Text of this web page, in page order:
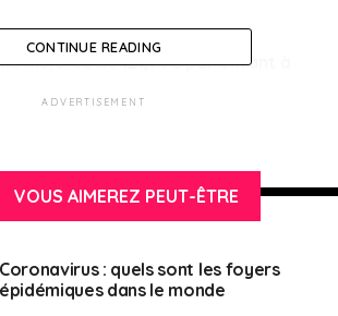
aides qui s’élèvent à182,68€
majorée de121,79€ par enfant à
dans le cas d’un renouvellement, avant
de versement planifié). Il est
de prendre rendez-vous en ligne.
des pièces à fournir est à retrouver
de France.
CONTINUE READING
ADVERTISEMENT
VOUS AIMEREZ PEUT-ÊTRE
Coronavirus : quels sont les foyers
épidémiques dans le monde